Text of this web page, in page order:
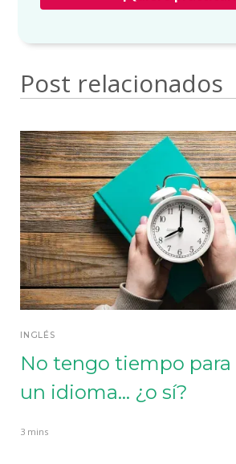
Post relacionados
INGLÉS
No tengo tiempo
un idioma... ¿o sí?
3 mins